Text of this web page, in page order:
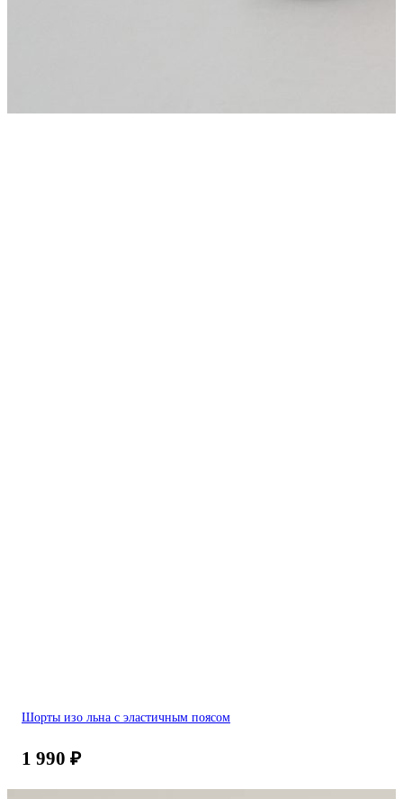
Шорты изо льна с эластичным поясом
1 990 ₽